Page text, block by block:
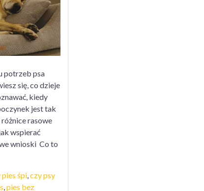
psa
podczas
snu
potrzeb psa
się, co dzieje
kiedy
jest tak
rasowe
wspierać
wnioski Co to
pies śpi,czy psy
,pies bez